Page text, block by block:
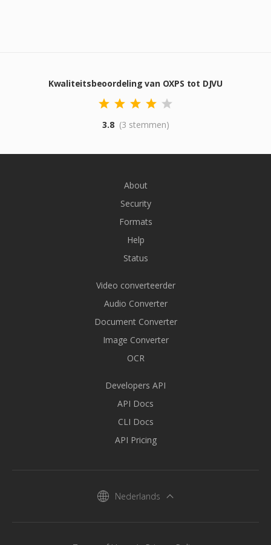
Kwaliteitsbeoordeling van OXPS tot DJVU
3.8 (3 stemmen)
About
Security
Formats
Help
Status
Video converteerder
Audio Converter
Document Converter
Image Converter
OCR
Developers API
API Docs
CLI Docs
API Pricing
Nederlands